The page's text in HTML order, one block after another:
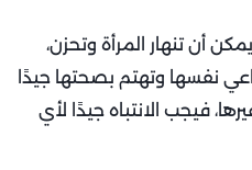
أن تنهار المرأة وتحزن،
نفسها وتهتم بصحتها جيدًا
فيجب الانتباه جيدًا لأي